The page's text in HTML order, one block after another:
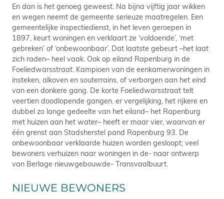
En dan is het genoeg geweest. Na bijna vijftig jaar wikken
en wegen neemt de gemeente serieuze maatregelen. Een
gemeentelijke inspectiedienst, in het leven geroepen in
1897, keurt woningen en verklaart ze ‘voldoende’, ‘met
gebreken’ of ‘onbewoonbaar’. Dat laatste gebeurt –het laat
zich raden– heel vaak. Ook op eiland Rapenburg in de
Foeliedwarsstraat. Kampioen van de eenkamerwoningen in
insteken, alkoven en souterrains, of verborgen aan het eind
van een donkere gang. De korte Foeliedwarsstraat telt
veertien doodlopende gangen. er vergelijking, het rijkere en
dubbel zo lange gedeelte van het eiland– het Rapenburg
met huizen aan het water– heeft er maar vier, waarvan er
één grenst aan Stadsherstel pand Rapenburg 93. De
onbewoonbaar verklaarde huizen worden gesloopt; veel
bewoners verhuizen naar woningen in de- naar ontwerp
van Berlage nieuwgebouwde- Transvaalbuurt.
NIEUWE BEWONERS